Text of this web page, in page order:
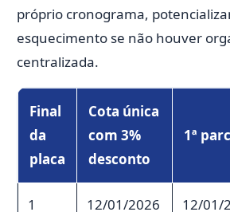
próprio cronograma,
esquecimento se não houver
centralizada.
Final
da
placa
Cota única
com 3%
desconto
1ª
1 12/01/2026 12/01/